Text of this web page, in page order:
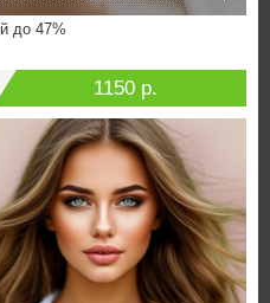
до 47%
1150 р.